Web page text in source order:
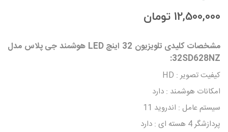
12,500,000 تومان
مشخصات کلیدی تلویزیون 32 اینچ LED هوشمند جی پلاس مدل
32SD628NZ:
کیفیت تصویر : HD
امکانات هوشمند : دارد
سیستم عامل : اندروید 11
پردازشگر 4 هسته ای : دارد